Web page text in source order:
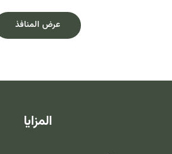
عرض المنافذ
المزايا